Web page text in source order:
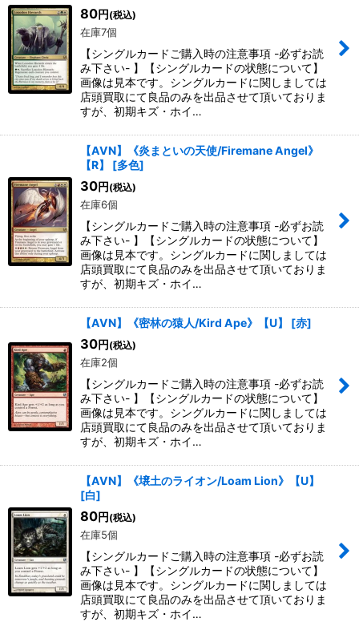
80円 (税込)
在庫7個
【シングルカードご購入時の注意事項 -必ずお読
み下さい- 】【シングルカードの状態について】
画像は見本です。シングルカードに関しましては
店頭買取にて良品のみを出品させて頂いておりま
すが、初期キズ・ホイ…
【AVN】《炎まといの天使/Firemane Angel》
【R】
[多色]
30円 (税込)
在庫6個
【シングルカードご購入時の注意事項 -必ずお読
み下さい- 】【シングルカードの状態について】
画像は見本です。シングルカードに関しましては
店頭買取にて良品のみを出品させて頂いておりま
すが、初期キズ・ホイ…
【AVN】《密林の猿人/Kird Ape》【U】 [赤]
30円 (税込)
在庫2個
【シングルカードご購入時の注意事項 -必ずお読
み下さい- 】【シングルカードの状態について】
画像は見本です。シングルカードに関しましては
店頭買取にて良品のみを出品させて頂いておりま
すが、初期キズ・ホイ…
【AVN】《壌土のライオン/Loam Lion》【U】
[白]
80円 (税込)
在庫5個
【シングルカードご購入時の注意事項 -必ずお読
み下さい- 】【シングルカードの状態について】
画像は見本です。シングルカードに関しましては
店頭買取にて良品のみを出品させて頂いておりま
すが、初期キズ・ホイ…